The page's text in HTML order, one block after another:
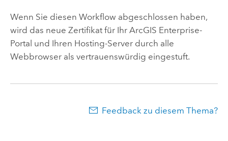
Wenn Sie diesen Workflow abgeschlossen haben,
wird das neue Zertifikat für Ihr ArcGIS Enterprise-
Portal und Ihren Hosting-Server durch alle
Webbrowser als vertrauenswürdig eingestuft.
Feedback zu diesem Thema?